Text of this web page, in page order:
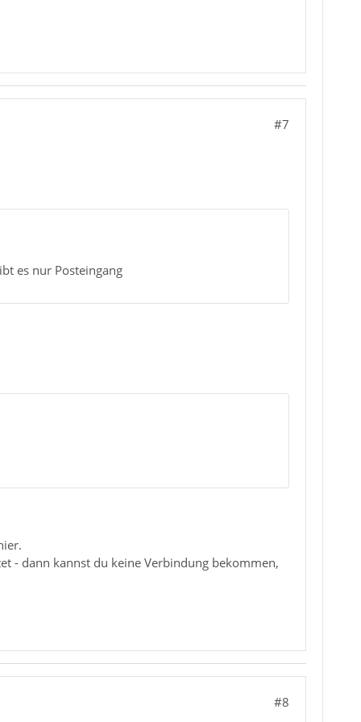
#7
es nur Posteingang
- dann kannst du keine Verbindung bekommen,
#8